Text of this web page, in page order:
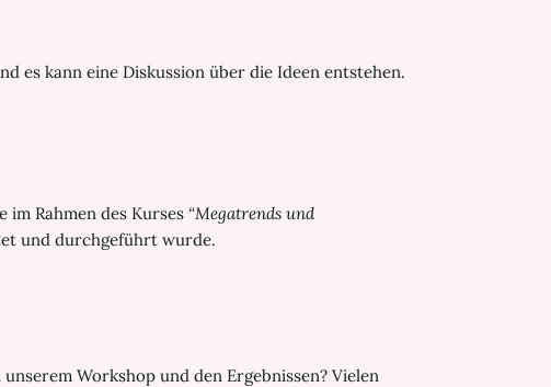
es kann eine Diskussion über die Ideen entstehen.
im Rahmen des Kurses “Megatrends und
und durchgeführt wurde.
Workshop und den Ergebnissen? Vielen